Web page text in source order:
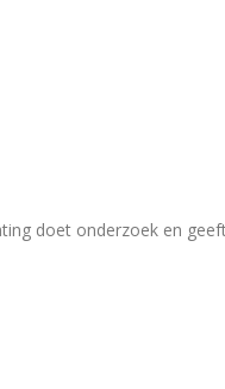
doet onderzoek en